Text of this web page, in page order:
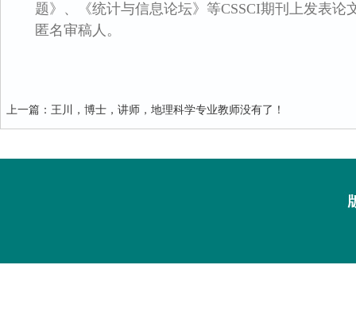
题》、《统计与信息论坛》等CSSCI期刊上发表论
匿名审稿人。
上一篇 ： 王川，博士，讲师，地理科学专业教师没有了！